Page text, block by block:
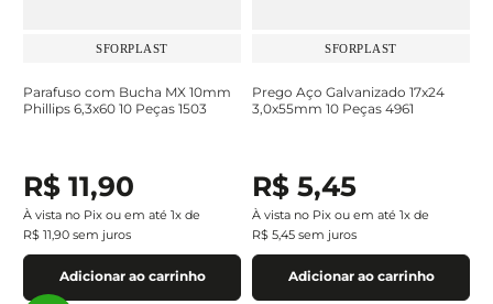
SFORPLAST
Parafuso com Bucha MX 10mm
Phillips 6,3x60 10 Peças 1503
R$ 11,90
À vista no Pix ou em até 1x de
R$ 11,90 sem juros
Adicionar ao carrinho
SFORPLAST
Prego Aço Galvanizado 17x24
3,0x55mm 10 Peças 4961
R$ 5,45
À vista no Pix ou em até 1x de
R$ 5,45 sem juros
Adicionar ao carrinho